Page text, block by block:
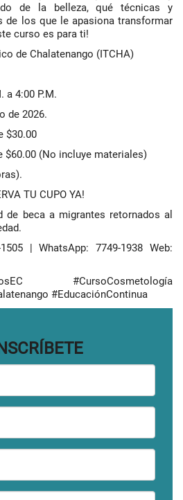
de la belleza, qué técnicas y
de los que le apasiona transformar
curso es para ti!
de Chalatenango (ITCHA)
a 4:00 P.M.
de 2026.
$30.00
$60.00 (No incluye materiales)
TU CUPO YA!
de beca a migrantes retornados al
| WhatsApp: 7749-1938 Web:
#CursoCosmetología
#EducaciónContinua